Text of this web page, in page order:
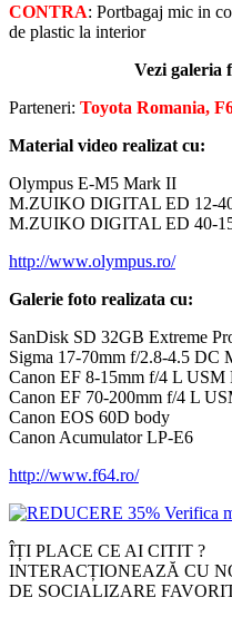
CONTRA: Portbagaj mic in
de plastic la interior
Vezi galeria
Parteneri: Toyota Romania,
Material video realizat cu:
Olympus E-M5 Mark II
M.ZUIKO DIGITAL ED
M.ZUIKO DIGITAL ED
http://www.olympus.ro/
Galerie foto realizata cu:
SanDisk SD 32GB Extreme
Sigma 17-70mm f/2.8-4.5 DC
Canon EF 8-15mm f/4 L USM
Canon EF 70-200mm f/4 L
Canon EOS 60D body
Canon Acumulator LP-E6
http://www.f64.ro/
ÎȚI PLACE CE AI CITIT ?
INTERACȚIONEAZĂ CU
DE SOCIALIZARE